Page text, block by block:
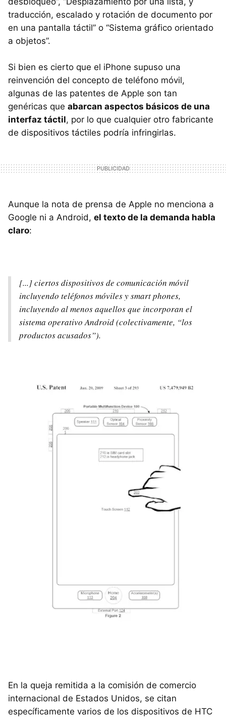
traducción, escalado y rotación de documento por
en una pantalla táctil” o “Sistema gráfico orientado
a objetos”.
Si bien es cierto que el iPhone supuso una
reinvención del concepto de teléfono móvil,
algunas de las patentes de Apple son tan
genéricas que abarcan aspectos básicos de una
interfaz táctil, por lo que cualquier otro fabricante
de dispositivos táctiles podría infringirlas.
Aunque la nota de prensa de Apple no menciona a
Google ni a Android, el texto de la demanda habla
claro:
[...] ciertos dispositivos de comunicación móvil
incluyendo teléfonos móviles y smart phones,
incluyendo al menos aquellos que incorporan el
sistema operativo Android (colectivamente, “los
productos acusados”).
En la queja remitida a la comisión de comercio
internacional de Estados Unidos, se citan
específicamente varios de los dispositivos de HTC